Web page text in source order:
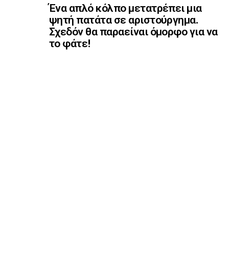
Ένα απλό κόλπο μετατρέπει μια
ψητή πατάτα σε αριστούργημα.
Σχεδόν θα παραείναι όμορφο για να
το φάτε!